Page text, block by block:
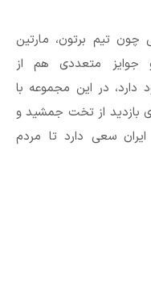
چون تیم برتون، مارتین
جوایز متعددی هم از
دارد، در این مجموعه با
بازدید از تخت جمشید و
ایران سعی دارد تا مردم